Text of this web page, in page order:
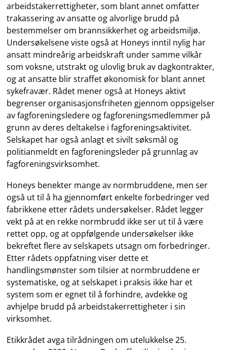
arbeidstakerrettigheter, som blant annet omfatter
trakassering av ansatte og alvorlige brudd på
bestemmelser om brannsikkerhet og arbeidsmiljø.
Undersøkelsene viste også at Honeys inntil nylig har
ansatt mindreårig arbeidskraft under samme vilkår
som voksne, utstrakt og ulovlig bruk av dagkontrakter,
og at ansatte blir straffet økonomisk for blant annet
sykefravær. Rådet mener også at Honeys aktivt
begrenser organisasjonsfriheten gjennom oppsigelser
av fagforeningsledere og fagforeningsmedlemmer på
grunn av deres deltakelse i fagforeningsaktivitet.
Selskapet har også anlagt et sivilt søksmål og
politianmeldt en fagforeningsleder på grunnlag av
fagforeningsvirksomhet.
Honeys benekter mange av normbruddene, men ser
også ut til å ha gjennomført enkelte forbedringer ved
fabrikkene etter rådets undersøkelser. Rådet legger
vekt på at en rekke normbrudd ikke ser ut til å være
rettet opp, og at oppfølgende undersøkelser ikke
bekreftet flere av selskapets utsagn om forbedringer.
Etter rådets oppfatning viser dette et
handlingsmønster som tilsier at normbruddene er
systematiske, og at selskapet i praksis ikke har et
system som er egnet til å forhindre, avdekke og
avhjelpe brudd på arbeidstakerrettigheter i sin
virksomhet.
Etikkrådet avga tilrådningen om utelukkelse 25.